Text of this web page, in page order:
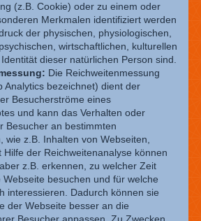
(z.B. Cookie) oder zu einem oder
Merkmalen identifiziert werden
der physischen, physiologischen,
wirtschaftlichen, kulturellen
dieser natürlichen Person sind.
Die Reichweitenmessung
Analytics bezeichnet) dient der
Besucherströme eines
und kann das Verhalten oder
Besucher an bestimmten
wie z.B. Inhalten von Webseiten,
Hilfe der Reichweitenanalyse können
z.B. erkennen, zu welcher Zeit
Webseite besuchen und für welche
interessieren. Dadurch können sie
der Webseite besser an die